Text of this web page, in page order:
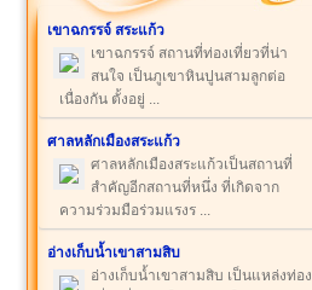
เขาฉกรรจ์ สระแก้ว
เขาฉกรรจ์ สถานที่ท่องเที่ยวที่น่า
สนใจ เป็นภูเขาหินปูนสามลูกต่อ
เนื่องกัน ตั้งอยู่ ...
ศาลหลักเมืองสระแก้ว
ศาลหลักเมืองสระแก้วเป็นสถานที่
สำคัญอีกสถานที่หนึ่ง ที่เกิดจาก
ความร่วมมือร่วมแรงร ...
อ่างเก็บน้ำเขาสามสิบ
อ่างเก็บน้ำเขาสามสิบ เป็นแหล่งท่อง